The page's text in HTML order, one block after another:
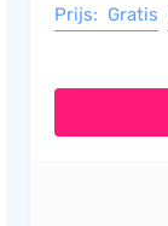
Prijs: Gratis